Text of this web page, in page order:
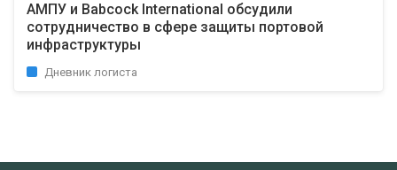
АМПУ и Babcock International обсудили
сотрудничество в сфере защиты портовой
инфраструктуры
Дневник логиста